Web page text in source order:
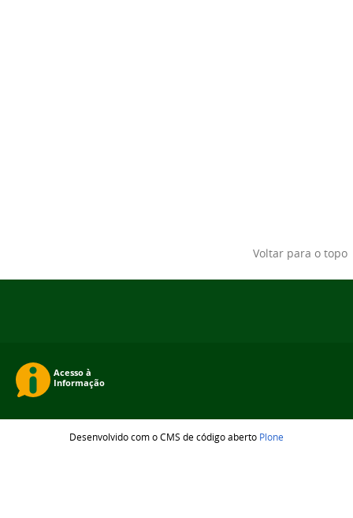
Voltar para o topo
Desenvolvido com o CMS de código aberto Plone